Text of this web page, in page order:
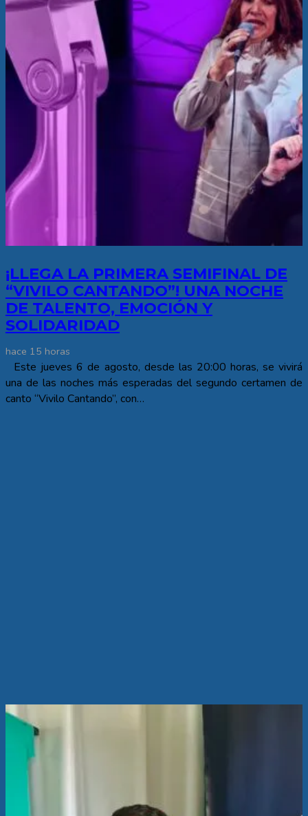
¡LLEGA LA PRIMERA SEMIFINAL DE
“VIVILO CANTANDO”! UNA NOCHE
DE TALENTO, EMOCIÓN Y
SOLIDARIDAD
hace 15 horas
Este jueves 6 de agosto, desde las 20:00 horas, se vivirá
una de las noches más esperadas del segundo certamen de
canto “Vivilo Cantando”, con…